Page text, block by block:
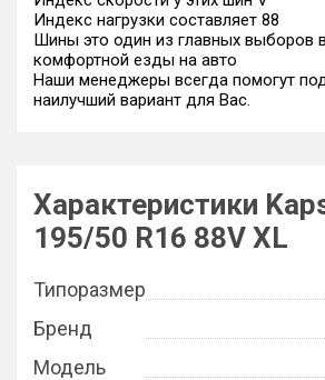
Индекс нагрузки составляет 88
Шины это один из главных выборов
комфортной езды на авто
Наши менеджеры всегда помогут
наилучший вариант для Вас.
Характеристики
195/50 R16 88V XL
Типоразмер
Бренд
Модель